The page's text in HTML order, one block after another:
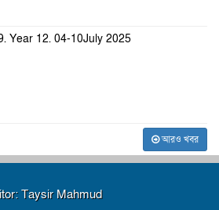
Year 12. 04-10July 2025
আরও খবর
Taysir Mahmud